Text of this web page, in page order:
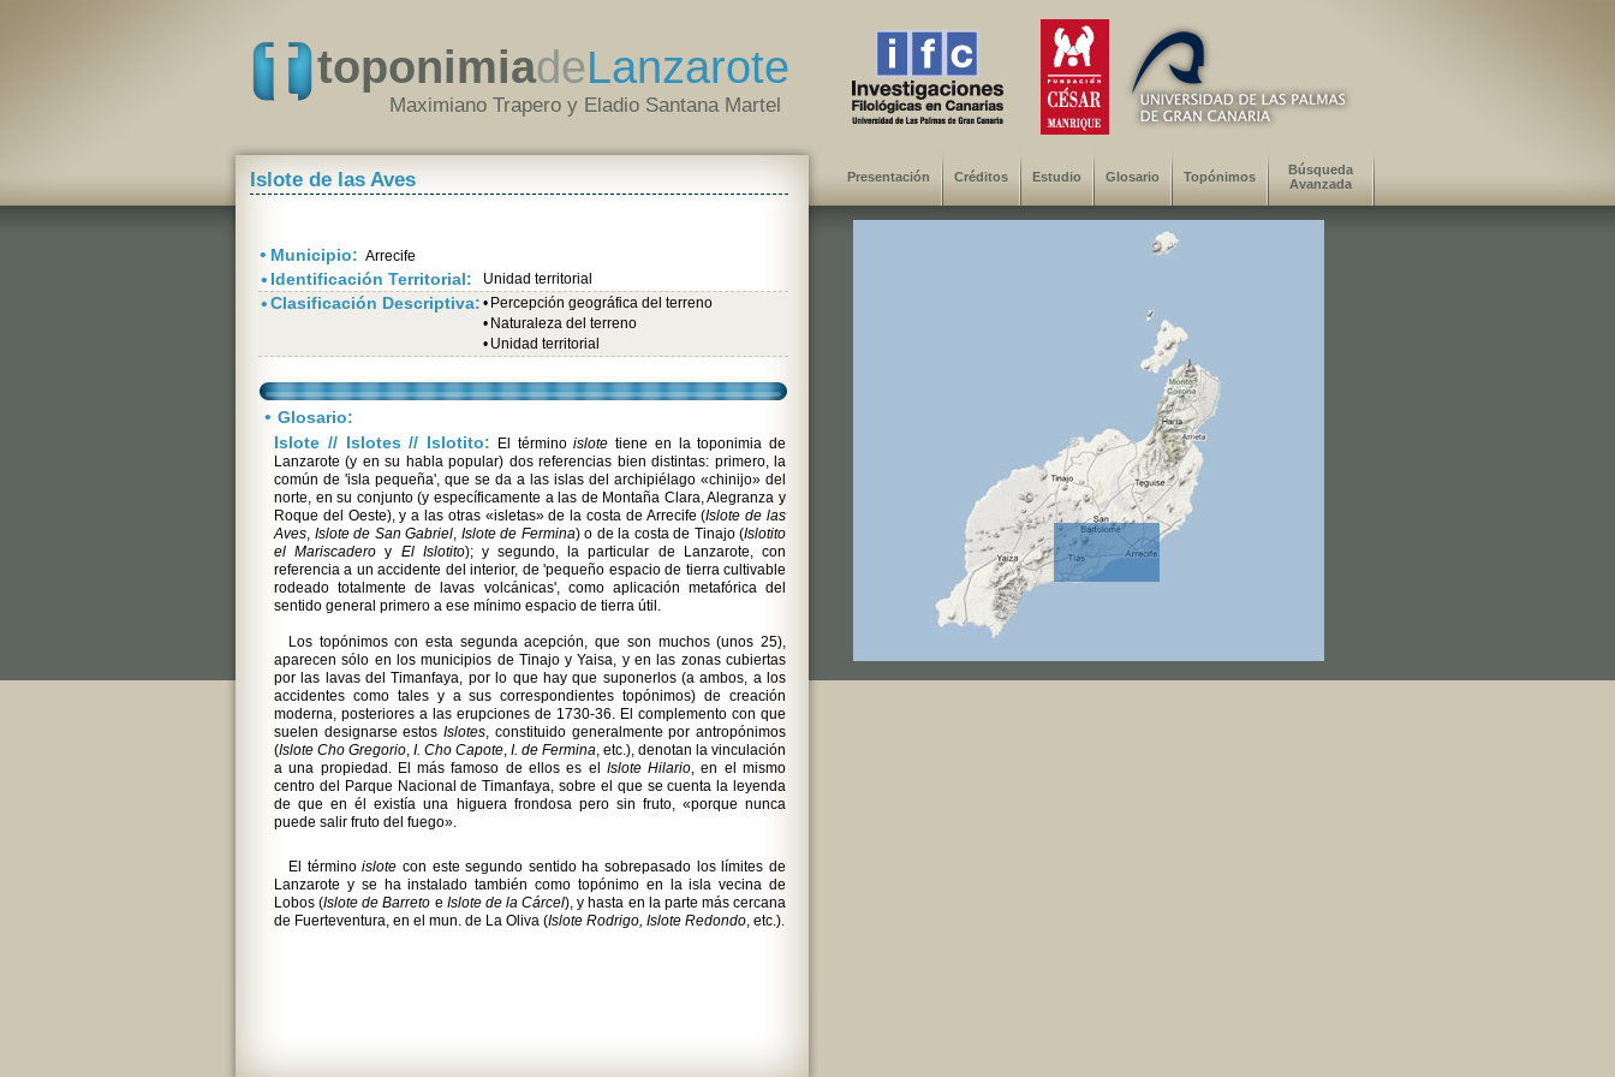
toponimiadeLanzarote
Maximiano Trapero y Eladio Santana Martel
Islote de las Aves
• Municipio: Arrecife
• Identificación Territorial: Unidad territorial
•Clasificación Descriptiva: • Percepción geográfica del terreno
• Naturaleza del terreno
• Unidad territorial
• Glosario:
Islote // Islotes // Islotito: El términoislote tiene en la toponimia de
Lanzarote (y en su habla popular) dos referencias bien distintas: primero, la
común de 'isla pequeña', que se da a las islas del archipiélago «chinijo» del
norte, en su conjunto (y específicamente a las de Montaña Clara, Alegranza y
Roque del Oeste), y a las otras «isletas» de la costa de Arrecife (Islote de las
Aves, Islote de San Gabriel, Islote de Fermina) o de la costa de Tinajo (Islotito
el Mariscadero y El Islotito); y segundo, la particular de Lanzarote, con
referencia a un accidente del interior, de 'pequeño espacio de tierra cultivable
rodeado totalmente de lavas volcánicas', como aplicación metafórica del
sentido general primero a ese mínimo espacio de tierra útil.
Los topónimos con esta segunda acepción, que son muchos (unos 25),
aparecen sólo en los municipios de Tinajo y Yaisa, y en las zonas cubiertas
por las lavas del Timanfaya, por lo que hay que suponerlos (a ambos, a los
accidentes como tales y a sus correspondientes topónimos) de creación
moderna, posteriores a las erupciones de 1730-36. El complemento con que
suelen designarse estosIslotes, constituido generalmente por antropónimos
(Islote Cho Gregorio, I. Cho Capote, I. de Fermina, etc.), denotan la vinculación
a una propiedad. El más famoso de ellos es el Islote Hilario, en el mismo
centro del Parque Nacional de Timanfaya, sobre el que se cuenta la leyenda
de que en él existía una higuera frondosa pero sin fruto, «porque nunca
puede salir fruto del fuego».
El términoislote con este segundo sentido ha sobrepasado los límites de
Lanzarote y se ha instalado también como topónimo en la isla vecina de
Lobos (Islote de Barreto e Islote de la Cárcel), y hasta en la parte más cercana
de Fuerteventura, en el mun. de La Oliva (Islote Rodrigo, Islote Redondo, etc.).
Presentación Créditos Estudio Glosario Topónimos
Búsqueda
Avanzada